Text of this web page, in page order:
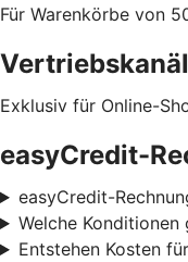
Für Warenkörbe von
Exklusiv für Online-
easyCredit-
easyCredit-
Welche
Entstehen Kosten